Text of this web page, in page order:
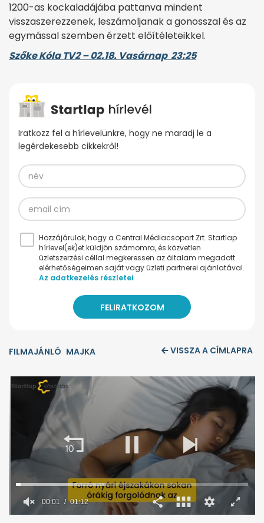
1200-as kockaladájába pattanva mindent
visszaszerezzenek, leszámoljanak a gonosszal és az
egymással szemben érzett előítéleteikkel.
Szőke Kóla TV2 – 02.18. Vasárnap 23:25
Iratkozz fel a hírlevelünkre, hogy ne maradj le a
legérdekesebb cikkekről!
Hozzájárulok, hogy a Central Médiacsoport Zrt. Startlap
hírlevel(ek)et küldjön számomra, és közvetlen
üzletszerzési céllal megkeressen az általam megadott
elérhetőségeimen saját vagy üzleti partnerei ajánlatával.
Az adatkezelés részletei
FILMAJÁNLÓ MAJKA VISSZA A CÍMLAPRA
00:02 01:12